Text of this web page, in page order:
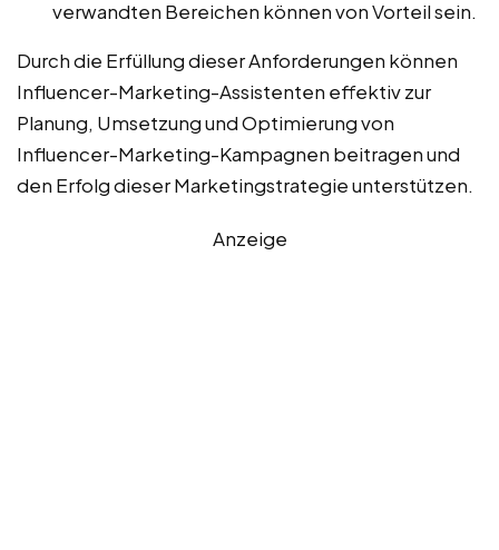
verwandten Bereichen können von Vorteil sein.
Durch die Erfüllung dieser Anforderungen können
Influencer-Marketing-Assistenten effektiv zur
Planung, Umsetzung und Optimierung von
Influencer-Marketing-Kampagnen beitragen und
den Erfolg dieser Marketingstrategie unterstützen.
Anzeige